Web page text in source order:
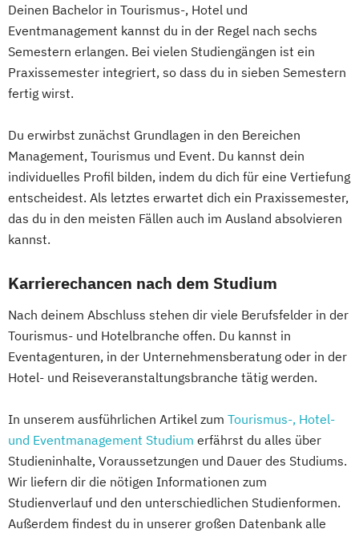
Deinen Bachelor in Tourismus-, Hotel und
Eventmanagement kannst du in der Regel nach sechs
Semestern erlangen. Bei vielen Studiengängen ist ein
Praxissemester integriert, so dass du in sieben Semestern
fertig wirst.
Du erwirbst zunächst Grundlagen in den Bereichen
Management, Tourismus und Event. Du kannst dein
individuelles Profil bilden, indem du dich für eine Vertiefung
entscheidest. Als letztes erwartet dich ein Praxissemester,
das du in den meisten Fällen auch im Ausland absolvieren
kannst.
Karrierechancen nach dem Studium
Nach deinem Abschluss stehen dir viele Berufsfelder in der
Tourismus- und Hotelbranche offen. Du kannst in
Eventagenturen, in der Unternehmensberatung oder in der
Hotel- und Reiseveranstaltungsbranche tätig werden.
In unserem ausführlichen Artikel zum Tourismus-, Hotel-
und Eventmanagement Studium erfährst du alles über
Studieninhalte, Voraussetzungen und Dauer des Studiums.
Wir liefern dir die nötigen Informationen zum
Studienverlauf und den unterschiedlichen Studienformen.
Außerdem findest du in unserer großen Datenbank alle